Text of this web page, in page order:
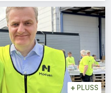
+ PLUSS